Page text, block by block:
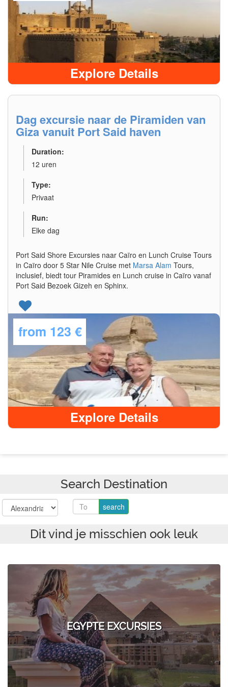
Explore Details
Dag excursie naar de Piramiden van
Giza vanuit Port Said haven
Duration:
12 uren
Type:
Privaat
Run:
Elke dag
Port Said Shore Excursies naar Caïro en Lunch Cruise Tours
in Caïro door 5 Star Nile Cruise met Marsa Alam Tours,
inclusief, biedt tour Piramides en Lunch cruise in Caïro vanaf
Port Said Bezoek Gizeh en Sphinx.
from 123 €
Explore Details
Search Destination
Dit vind je misschien ook leuk
EGYPTE EXCURSIES